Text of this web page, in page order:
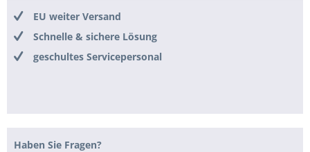
EU weiter Versand
Schnelle & sichere Lösung
geschultes Servicepersonal
Haben Sie Fragen?